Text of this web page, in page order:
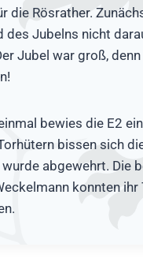
die Rösrather.
des Jubelns nicht
Jubel war groß,
bewies die E2
bissen sich
abgewehrt. Die
konnten